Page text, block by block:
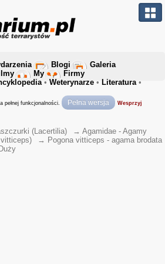
Blogi
Galeria
My
Firmy
• Weterynarze • Literatura•
pełnej funkcjonalności. Pełna wersja Wesprzyj
(Lacertilia) → Agamidae - Agamy
→ Pogona vitticeps - agama brodata